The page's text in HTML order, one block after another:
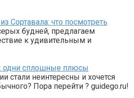
Сортавала: что посмотреть
будней, предлагаем
к удивительным и
одни сплошные плюсы
стали неинтересны и хочется
Пора перейти ? guidego.ru!